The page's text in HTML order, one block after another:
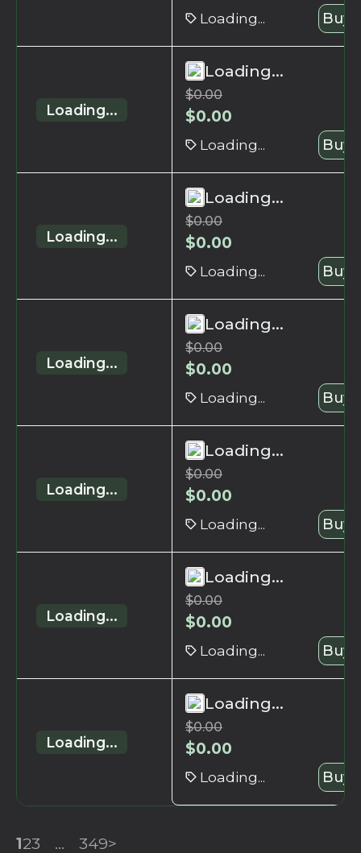
Loading... Buy
Loading...
Loading...
$0.00
$0.00
Loading... Buy
Loading...
Loading...
$0.00
$0.00
Loading... Buy
Loading...
Loading...
$0.00
$0.00
Loading... Buy
Loading...
Loading...
$0.00
$0.00
Loading... Buy
Loading...
Loading...
$0.00
$0.00
Loading... Buy
Loading...
Loading...
$0.00
$0.00
Loading... Buy
123 ... 349>